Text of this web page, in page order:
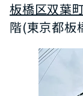
板橋区双葉
階(東京都板